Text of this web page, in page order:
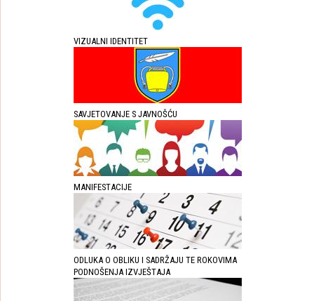
VIZUALNI IDENTITET
SAVJETOVANJE S JAVNOŠĆU
MANIFESTACIJE
ODLUKA O OBLIKU I SADRŽAJU TE ROKOVIMA
PODNOŠENJA IZVJEŠTAJA